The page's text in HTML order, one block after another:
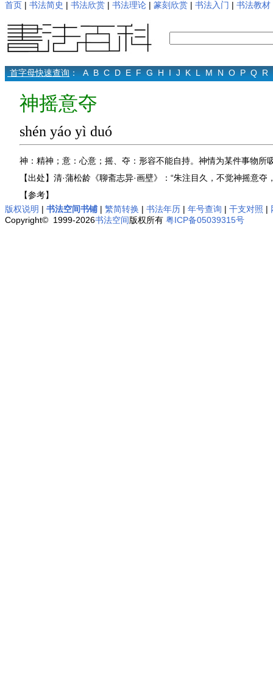
首页 | 书法简史 | 书法欣赏 | 书法理论 | 篆刻欣赏 | 书法入门 | 书法教材
首字母快速查询： A B C D E F G H I J K L M N O P Q R
神摇意夺
shén yáo yì duó
神：精神；意：心意；摇、夺：形容不能自持。神情为某件事物所
【出处】清·蒲松龄《聊斋志异·画壁》：“朱注目久，不觉神摇意
【参考】
版权说明 | 书法空间书铺 | 繁简转换 | 书法年历 | 年号查询 | 干支对照 |
Copyright© 1999-2026书法空间版权所有 粤ICP备05039315号